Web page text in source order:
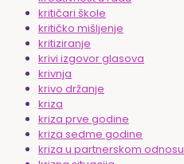
kritičari škole
kritičko mišljenje
kritiziranje
krivi izgovor glasova
krivnja
krivo držanje
kriza
kriza prve godine
kriza sedme godine
kriza u partnerskom odnosu